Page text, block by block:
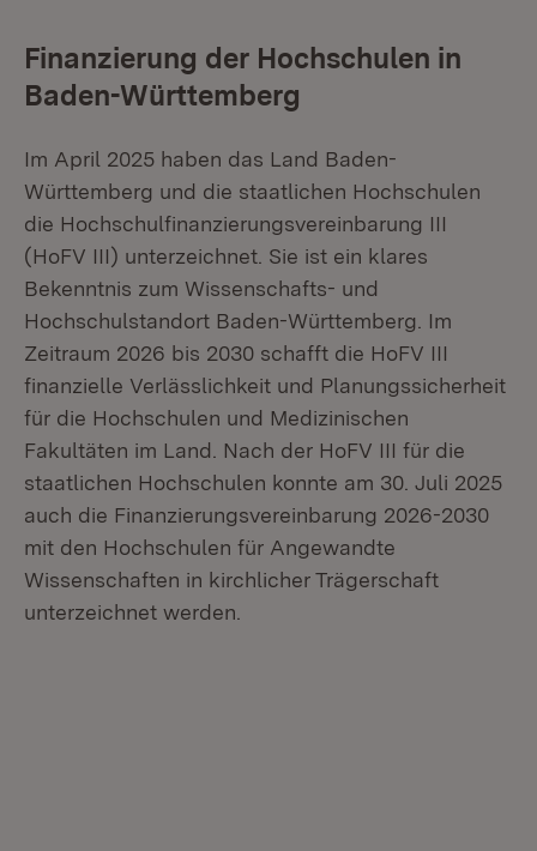
Finanzierung der Hochschulen in
Baden-Württemberg
Im April 2025 haben das Land Baden-
Württemberg und die staatlichen Hochschulen
die Hochschulfinanzierungsvereinbarung III
(HoFV III) unterzeichnet. Sie ist ein klares
Bekenntnis zum Wissenschafts- und
Hochschulstandort Baden-Württemberg. Im
Zeitraum 2026 bis 2030 schafft die HoFV III
finanzielle Verlässlichkeit und Planungssicherheit
für die Hochschulen und Medizinischen
Fakultäten im Land. Nach der HoFV III für die
staatlichen Hochschulen konnte am 30. Juli 2025
auch die Finanzierungsvereinbarung 2026-2030
mit den Hochschulen für Angewandte
Wissenschaften in kirchlicher Trägerschaft
unterzeichnet werden.